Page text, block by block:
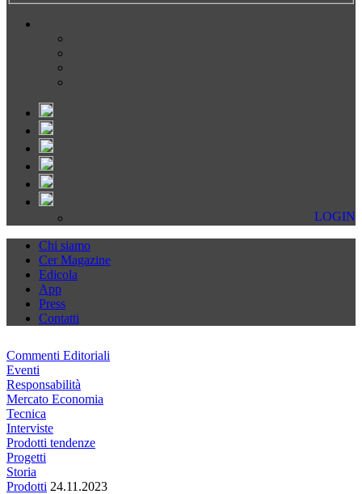
LOGIN
Chi siamo
Cer Magazine
Edicola
App
Press
Contatti
Commenti Editoriali
Eventi
Responsabilità
Mercato Economia
Tecnica
Interviste
Prodotti tendenze
Progetti
Storia
Prodotti 24.11.2023